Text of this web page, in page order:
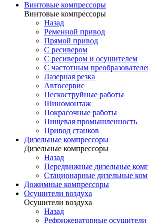
Винтовые компрессоры
Винтовые компрессоры
Назад
Ременной привод
Прямой привод
С ресивером
С ресивером и осушителем
С частотным
Лазерная резка
Автосервис
Пескоструйные работы
Шиномонтаж
Покрасочные работы
Пищевая промышленность
Привод станков
Дизельные компрессоры
Дизельные компрессоры
Назад
Передвижные дизельные
Стационарные дизельные
Дожимные компрессоры
Осушители воздуха
Осушители воздуха
Назад
Рефрижераторные осушители